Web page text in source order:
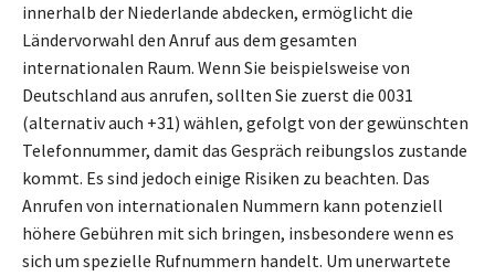
innerhalb der Niederlande abdecken, ermöglicht die
Ländervorwahl den Anruf aus dem gesamten
internationalen Raum. Wenn Sie beispielsweise von
Deutschland aus anrufen, sollten Sie zuerst die 0031
(alternativ auch +31) wählen, gefolgt von der gewünschten
Telefonnummer, damit das Gespräch reibungslos zustande
kommt. Es sind jedoch einige Risiken zu beachten. Das
Anrufen von internationalen Nummern kann potenziell
höhere Gebühren mit sich bringen, insbesondere wenn es
sich um spezielle Rufnummern handelt. Um unerwartete